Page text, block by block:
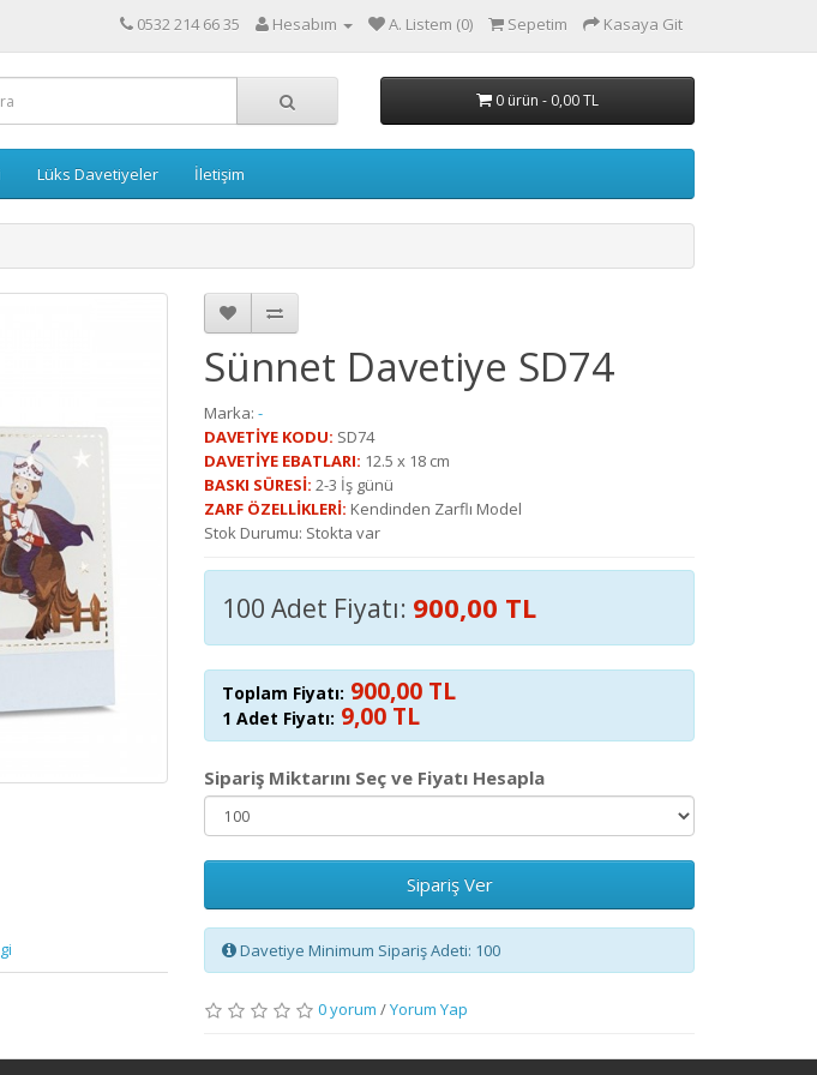
0532 214 66 35 Hesabım A. Listem (0) Sepetim Kasaya Git
0 ürün - 0,00 TL
Lüks Davetiyeler İletişim
Sünnet Davetiye SD74
Marka:-
DAVETİYE KODU: SD74
DAVETİYE EBATLARI: 12.5 x 18 cm
BASKI SÜRESİ: 2-3 İş günü
ZARF ÖZELLİKLERİ: Kendinden Zarflı Model
Stok Durumu: Stokta var
100 Adet Fiyatı: 900,00 TL
Toplam Fiyatı: 900,00 TL
1 Adet Fiyatı: 9,00 TL
Sipariş Miktarını Seç ve Fiyatı Hesapla
Sipariş Ver
Davetiye Minimum Sipariş Adeti: 100
0 yorum /Yorum Yap